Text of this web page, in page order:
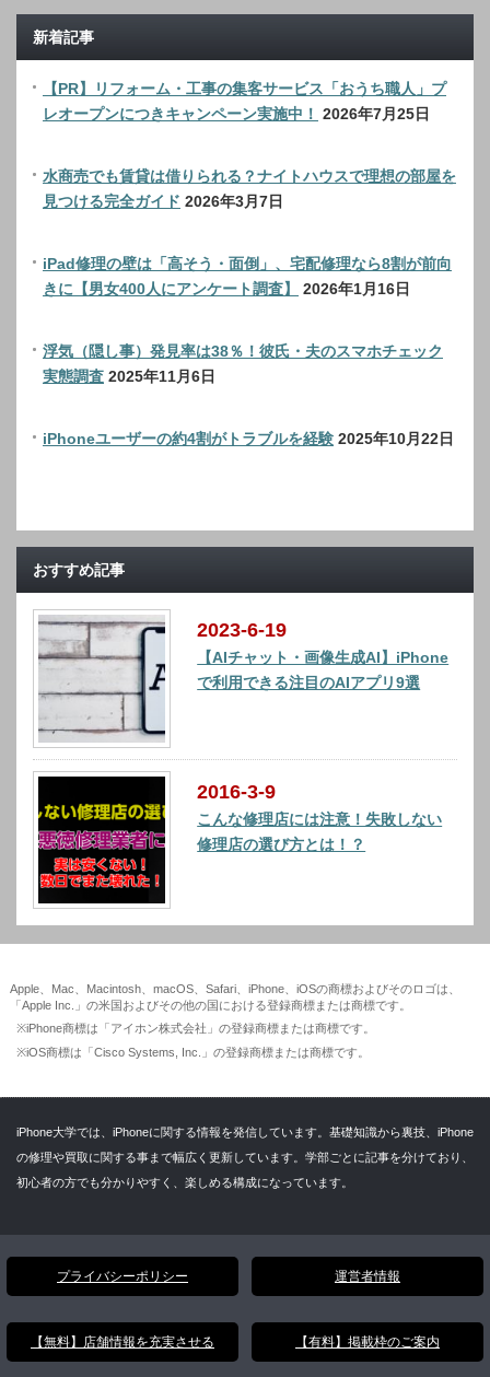
新着記事
【PR】リフォーム・工事の集客サービス「おうち職人」プ
レオープンにつきキャンペーン実施中！ 2026年7月25日
水商売でも賃貸は借りられる？ナイトハウスで理想の部屋を
見つける完全ガイド 2026年3月7日
iPad修理の壁は「高そう・面倒」、宅配修理なら8割が前向
きに【男女400人にアンケート調査】
2026年1月16日
浮気（隠し事）発見率は38％！彼氏・夫のスマホチェック
実態調査 2025年11月6日
iPhoneユーザーの約4割がトラブルを経験 2025年10月22日
おすすめ記事
2023-6-19
【AIチャット・画像生成AI】iPhone
で利用できる注目のAIアプリ9選
2016-3-9
こんな修理店には注意！失敗しない
修理店の選び方とは！？
Apple、Mac、Macintosh、macOS、Safari、iPhone、iOSの商標およびそのロゴは、
「Apple Inc.」の米国およびその他の国における登録商標または商標です。
※iPhone商標は「アイホン株式会社」の登録商標または商標です。
※iOS商標は「Cisco Systems, Inc.」の登録商標または商標です。
iPhone大学では、iPhoneに関する情報を発信しています。基礎知識から裏技、iPhone
の修理や買取に関する事まで幅広く更新しています。学部ごとに記事を分けており、
初心者の方でも分かりやすく、楽しめる構成になっています。
プライバシーポリシー 運営者情報
【無料】店舗情報を充実させる 【有料】掲載枠のご案内